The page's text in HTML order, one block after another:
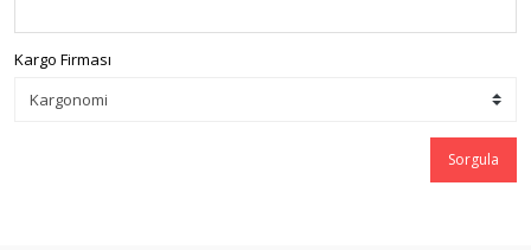
Kargo Firması
Sorgula